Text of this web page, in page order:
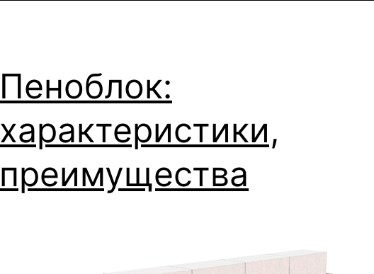
Пеноблок:
характеристики,
преимущества